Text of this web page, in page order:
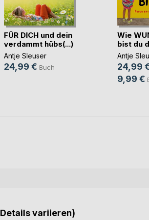
FÜR DICH und dein
verdammt hübs(...)
Antje Sleuser
24,99 € Buch
Wie
bist du
Antje
24,99
9,99 €
variieren)